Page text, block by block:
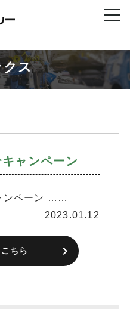
のトヨタグループ製造人材派遣
クス
ャンペーン
ンペーン ……
2023.01.12
ちら